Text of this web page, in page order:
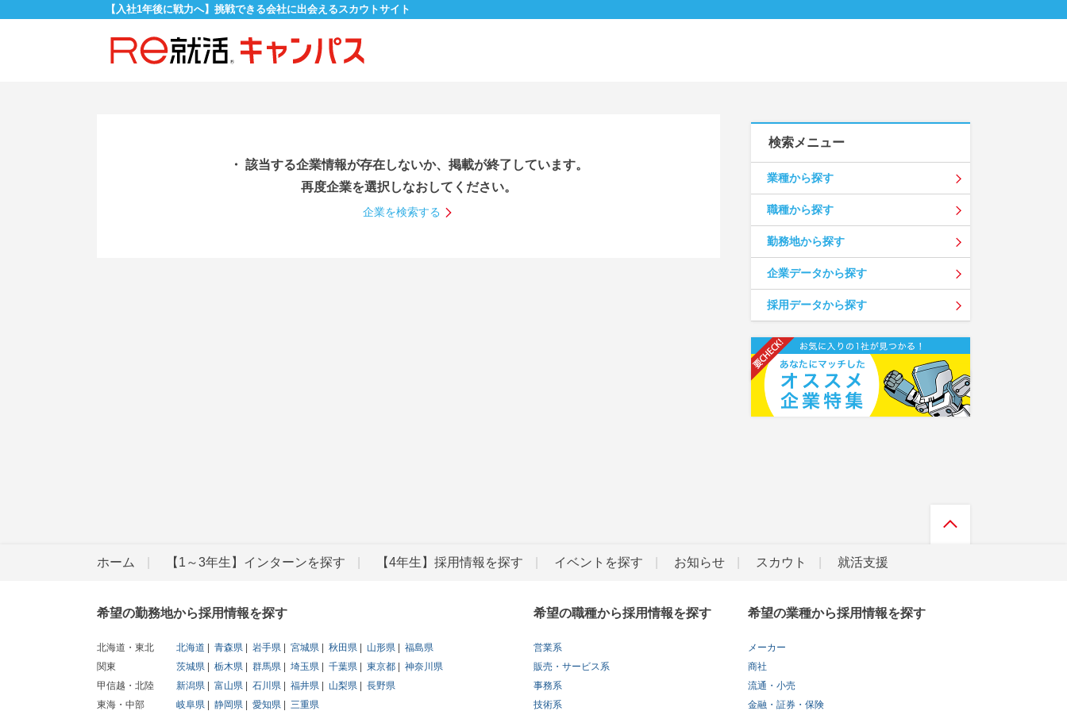
【入社1年後に戦力へ】挑戦できる会社に出会えるスカウトサイト
・ 該当する企業情報が存在しないか、掲載が終了しています。
再度企業を選択しなおしてください。
企業を検索する
検索メニュー
業種から探す
職種から探す
勤務地から探す
企業データから探す
採用データから探す
ホーム 【1～3年生】インターンを探す 【4年生】採用情報を探す イベントを探す お知らせ スカウト 就活支援
希望の勤務地から採用情報を探す
北海道・東北 北海道 青森県 岩手県 宮城県 秋田県 山形県
福島県
関東
茨城県 栃木県 群馬県 埼玉県 千葉県 東京都
神奈川県
甲信越・北陸
新潟県 富山県 石川県 福井県 山梨県
長野県
東海・中部
岐阜県 静岡県 愛知県 三重県
希望の職種から採用情報を探す
営業系
販売・サービス系
事務系
技術系
希望の業種から採用情報を探す
メーカー
商社
流通・小売
金融・証券・保険